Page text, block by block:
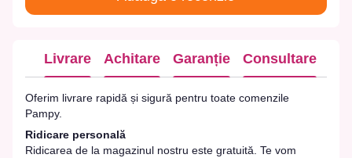
Livrare Achitare Garanție Consultare
Oferim livrare rapidă și sigură pentru toate comenzile
Pampy.
Ridicare personală
Ridicarea de la magazinul nostru este gratuită. Te vom